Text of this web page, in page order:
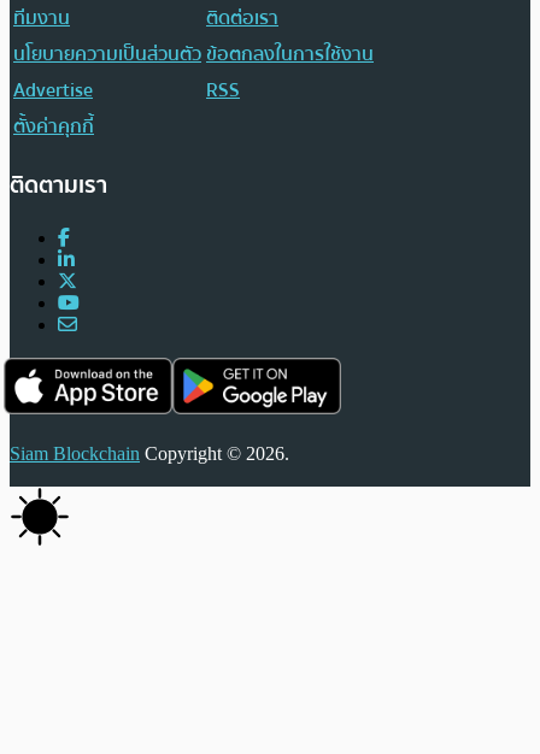
ทีมงาน
ติดต่อเรา
นโยบายความเป็นส่วนตัวข้อตกลงในการใช้งาน
Advertise
RSS
ตั้งค่าคุกกี้
ติดตามเรา
Siam Blockchain Copyright © 2026.